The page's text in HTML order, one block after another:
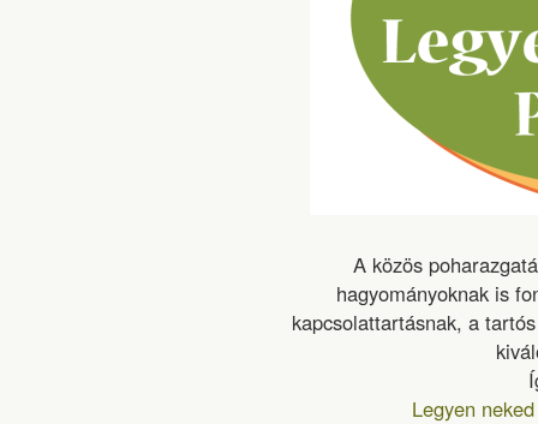
A közös
hagyományoknak is
kapcsolattartásnak, a
Legyen